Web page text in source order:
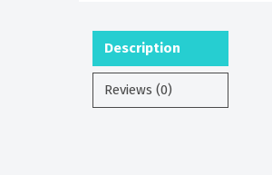
Description
Reviews (0)